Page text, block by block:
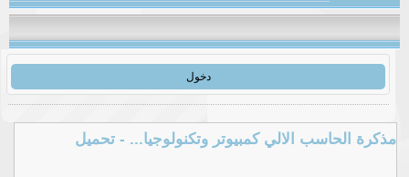
دخول
مذكرة الحاسب الالي كمبيوتر وتكنولوجيا... - تحميل